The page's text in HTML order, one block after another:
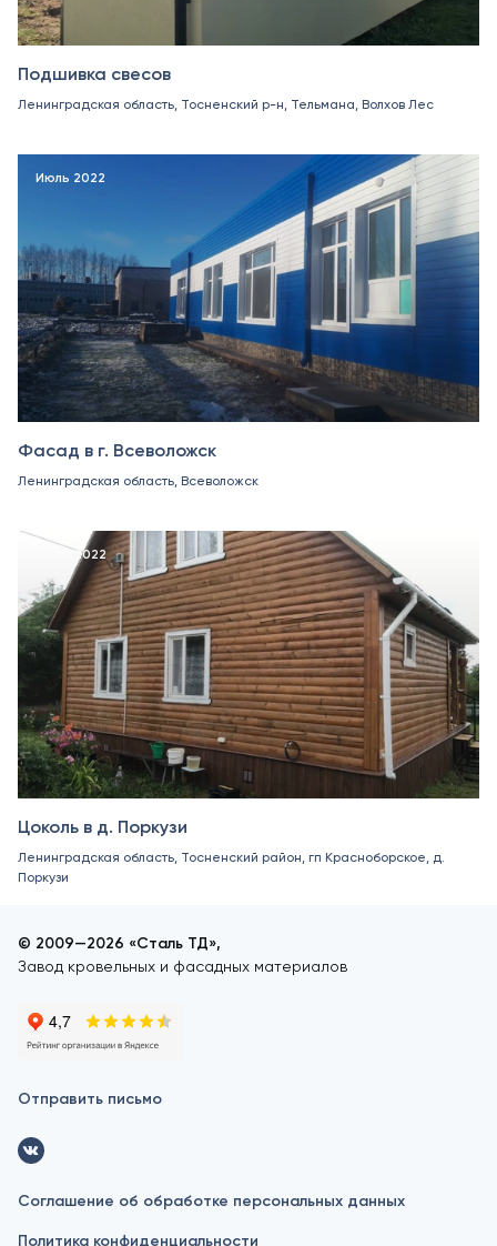
Подшивка свесов
Ленинградская область, Тосненский р-н, Тельмана, Волхов Лес
Июль 2022
Фасад в г. Всеволожск
Ленинградская область, Всеволожск
Июнь 2022
Цоколь в д. Поркузи
Ленинградская область, Тосненский район, гп Красноборское, д.
Поркузи
© 2009—2026 «Сталь ТД»,
Завод кровельных и фасадных материалов
Отправить письмо
Соглашение об обработке персональных данных
Политика конфиденциальности